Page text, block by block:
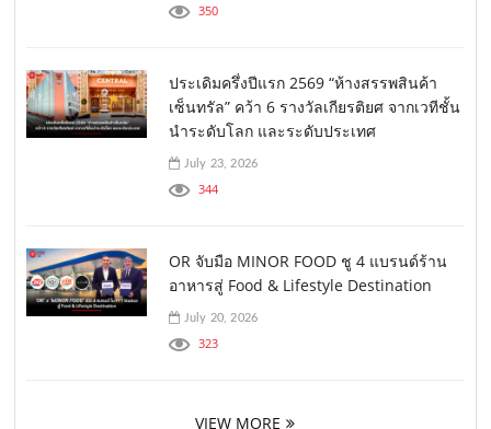
350
ประเดิมครึ่งปีแรก 2569 “ห้างสรรพสินค้า
เซ็นทรัล” คว้า 6 รางวัลเกียรติยศ จากเวทีชั้น
นำระดับโลก และระดับประเทศ
July 23, 2026
344
OR จับมือ MINOR FOOD ชู 4 แบรนด์ร้าน
อาหารสู่ Food & Lifestyle Destination
July 20, 2026
323
VIEW MORE